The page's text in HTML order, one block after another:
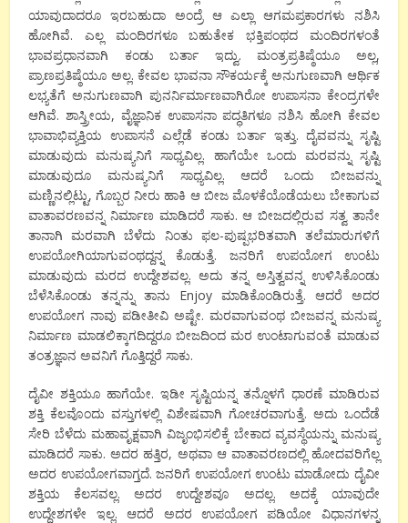
ಯಾವುದಾದರೂ ಇರಬಹುದಾ ಅಂದ್ರೆ ಆ ಎಲ್ಲಾ ಆಗಮಪ್ರಕಾರಗಳು ನಶಿಸಿ
ಹೋಗಿವೆ. ಎಲ್ಲ ಮಂದಿರಗಳೂ ಬಹುತೇಕ ಭಕ್ತಿಪಂಥದ ಮಂದಿರಗಳಂತೆ
ಭಾವಪ್ರಧಾನವಾಗಿ ಕಂಡು ಬರ್ತಾ ಇದ್ವು. ಮಂತ್ರಪ್ರತಿಷ್ಠೆಯೂ ಅಲ್ಲ,
ಪ್ರಾಣಪ್ರತಿಷ್ಠೆಯೂ ಅಲ್ಲ. ಕೇವಲ ಭಾವನಾ ಸೌಕರ್ಯಕ್ಕೆ ಅನುಗುಣವಾಗಿ ಆರ್ಥಿಕ
ಲಭ್ಯತೆಗೆ ಅನುಗುಣವಾಗಿ ಪುನರ್ನಿರ್ಮಾಣವಾಗಿರೋ ಉಪಾಸನಾ ಕೇಂದ್ರಗಳೇ
ಆಗಿವೆ. ಶಾಸ್ತ್ರೀಯ, ವೈಜ್ಞಾನಿಕ ಉಪಾಸನಾ ಪದ್ಧತಿಗಳೂ ನಶಿಸಿ ಹೋಗಿ ಕೇವಲ
ಭಾವಾಭಿವ್ಯಕ್ತಿಯ ಉಪಾಸನೆ ಎಲ್ಲೆಡೆ ಕಂಡು ಬರ್ತಾ ಇತ್ತು. ದೈವವನ್ನು ಸೃಷ್ಟಿ
ಮಾಡುವುದು ಮನುಷ್ಯನಿಗೆ ಸಾಧ್ಯವಿಲ್ಲ. ಹಾಗೆಯೇ ಒಂದು ಮರವನ್ನು ಸೃಷ್ಟಿ
ಮಾಡುವುದೂ ಮನುಷ್ಯನಿಗೆ ಸಾಧ್ಯವಿಲ್ಲ. ಆದರೆ ಒಂದು ಬೀಜವನ್ನು
ಮಣ್ಣಿನಲ್ಲಿಟ್ಟು, ಗೊಬ್ಬರ ನೀರು ಹಾಕಿ ಆ ಬೀಜ ಮೊಳಕೆಯೊಡೆಯಲು ಬೇಕಾಗುವ
ವಾತಾವರಣವನ್ನ ನಿರ್ಮಾಣ ಮಾಡಿದರೆ ಸಾಕು. ಆ ಬೀಜದಲ್ಲಿರುವ ಸತ್ವ ತಾನೇ
ತಾನಾಗಿ ಮರವಾಗಿ ಬೆಳೆದು ನಿಂತು ಫಲ-ಪುಷ್ಪಭರಿತವಾಗಿ ತಲೆಮಾರುಗಳಿಗೆ
ಉಪಯೋಗಿಯಾಗುವಂಥದ್ದನ್ನ ಕೊಡುತ್ತೆ. ಜನರಿಗೆ ಉಪಯೋಗ ಉಂಟು
ಮಾಡುವುದು ಮರದ ಉದ್ದೇಶವಲ್ಲ. ಅದು ತನ್ನ ಅಸ್ತಿತ್ವವನ್ನ ಉಳಿಸಿಕೊಂಡು
ಬೆಳೆಸಿಕೊಂಡು ತನ್ನನ್ನು ತಾನು Enjoy ಮಾಡಿಕೊಂಡಿರುತ್ತೆ. ಆದರೆ ಅದರ
ಉಪಯೋಗ ನಾವು ಪಡೀತೀವಿ ಅಷ್ಟೇ. ಮರವಾಗುವಂಥ ಬೀಜವನ್ನ ಮನುಷ್ಯ
ನಿರ್ಮಾಣ ಮಾಡಲಿಕ್ಕಾಗದಿದ್ದರೂ ಬೀಜದಿಂದ ಮರ ಉಂಟಾಗುವಂತೆ ಮಾಡುವ
ತಂತ್ರಜ್ಞಾನ ಅವನಿಗೆ ಗೊತ್ತಿದ್ದರೆ ಸಾಕು.
ದೈವೀ ಶಕ್ತಿಯೂ ಹಾಗೆಯೇ. ಇಡೀ ಸೃಷ್ಟಿಯನ್ನ ತನ್ನೊಳಗೆ ಧಾರಣೆ ಮಾಡಿರುವ
ಶಕ್ತಿ ಕೆಲವೊಂದು ವಸ್ತುಗಳಲ್ಲಿ ವಿಶೇಷವಾಗಿ ಗೋಚರವಾಗುತ್ತೆ. ಅದು ಒಂದೆಡೆ
ಸೇರಿ ಬೆಳೆದು ಮಹಾವೃಕ್ಷವಾಗಿ ವಿಜೃಂಭಿಸಲಿಕ್ಕೆ ಬೇಕಾದ ವ್ಯವಸ್ಥೆಯನ್ನು ಮನುಷ್ಯ
ಮಾಡಿದರೆ ಸಾಕು. ಅದರ ಹತ್ತಿರ, ಅಥವಾ ಆ ವಾತಾವರಣದಲ್ಲಿ ಹೋದವರಿಗೆಲ್ಲ
ಅದರ ಉಪಯೋಗವಾಗ್ತದೆ. ಜನರಿಗೆ ಉಪಯೋಗ ಉಂಟು ಮಾಡೋದು ದೈವೀ
ಶಕ್ತಿಯ ಕೆಲಸವಲ್ಲ. ಅದರ ಉದ್ದೇಶವೂ ಅದಲ್ಲ. ಅದಕ್ಕೆ ಯಾವುದೇ
ಉದ್ದೇಶಗಳೇ ಇಲ್ಲ. ಆದರೆ ಅದರ ಉಪಯೋಗ ಪಡಿಯೋ ವಿಧಾನಗಳನ್ನ